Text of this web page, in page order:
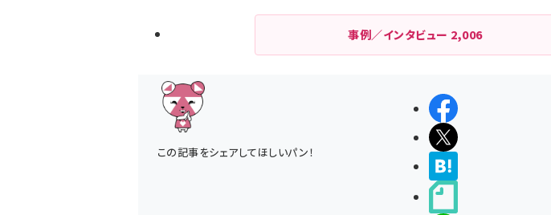
事例／インタビュー 2,006
この記事をシェアしてほしいパン！
シェアする
ポストする